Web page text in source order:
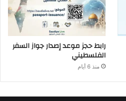
رابط حجز موعد إصدار جواز السفر
الفلسطيني
منذ 6 أيام